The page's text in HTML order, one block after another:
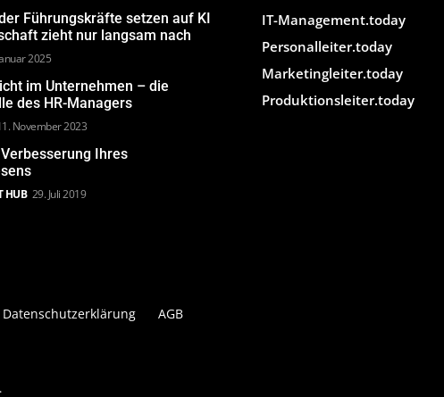
Führungskräfte setzen auf KI
zieht nur langsam nach
2025
im Unternehmen – die
des HR-Managers
November 2023
Ihres
HUB 29. Juli 2019
IT-Management.today
Personalleiter.today
Marketingleiter.today
Produktionsleiter.today
Datenschutzerklärung AGB